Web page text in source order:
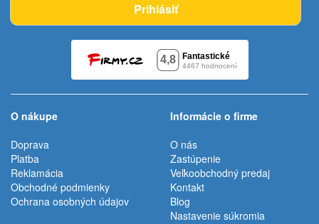
Prihlásiť
O nákupe
Doprava
Platba
Reklamácia
Obchodné podmienky
Ochrana osobných údajov
Informácie o firme
O nás
Zastúpenie
Veľkoobchodný predaj
Kontakt
Blog
Nastavenie súkromia